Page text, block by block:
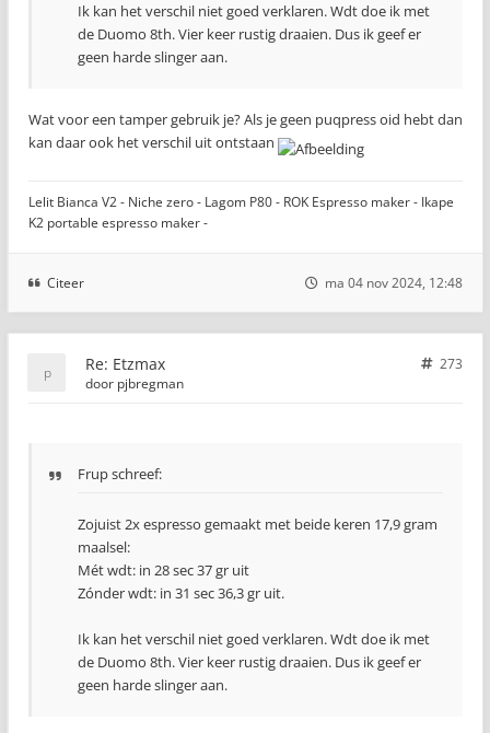
Ik kan het verschil niet goed verklaren. Wdt doe ik met
de Duomo 8th. Vier keer rustig draaien. Dus ik geef er
geen harde slinger aan.
Wat voor een tamper gebruik je? Als je geen puqpress oid hebt dan
kan daar ook het verschil uit ontstaan
Lelit Bianca V2 - Niche zero - Lagom P80 - ROK Espresso maker - Ikape
K2 portable espresso maker -
Citeer ma 04 nov 2024, 12:48
Re: Etzmax
273
door pjbregman
Frup schreef:
Zojuist 2x espresso gemaakt met beide keren 17,9 gram
maalsel:
Mét wdt: in 28 sec 37 gr uit
Zónder wdt: in 31 sec 36,3 gr uit.
Ik kan het verschil niet goed verklaren. Wdt doe ik met
de Duomo 8th. Vier keer rustig draaien. Dus ik geef er
geen harde slinger aan.